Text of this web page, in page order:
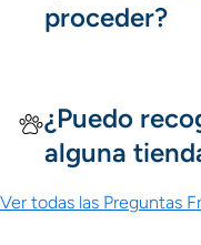
proceder?
¿Puedo
alguna
Ver todas las Preguntas